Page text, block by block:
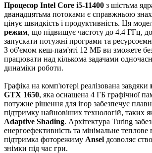
Процесор Intel Core i5-11400 з шістьма
дванадцятьма потоками є справжньою
цінує швидкість і продуктивність. Ця
режим, що підвищує частоту до 4.4 ГГц,
запускати потужні програми та
З об'ємом кеш-пам'яті 12 МБ ви зможете
працювати над кількома задачами
динаміки роботи.
Графіка на комп'ютері реалізована завдяки
GTX 1650, яка оснащена 4 ГБ графічної
потужне рішення для ігор забезпечує
підтримку найновіших технологій, таких
Adaptive Shading. Архітектура Turing
енергоефективність та мінімальне теплове
підтримка фоторежиму Ansel дозволяє
знімки під час гри.